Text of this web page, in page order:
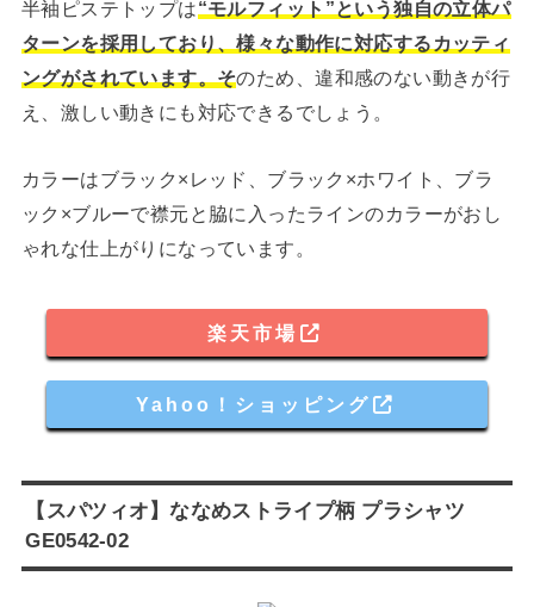
半袖ピステトップは“モルフィット”という独自の立体パ
ターンを採用しており、様々な動作に対応するカッティ
ングがされています。そのため、違和感のない動きが行
え、激しい動きにも対応できるでしょう。
カラーはブラック×レッド、ブラック×ホワイト、ブラ
ック×ブルーで襟元と脇に入ったラインのカラーがおし
ゃれな仕上がりになっています。
楽天市場
Yahoo！ショッピング
【スパツィオ】ななめストライプ柄 プラシャツ
GE0542-02